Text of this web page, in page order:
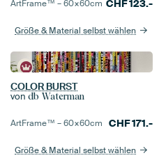
ArtFrame™ –60×60cm CHF123.-
Größe & Material selbst wählen
COLOR BURST
von db Waterman
ArtFrame™ –60×60cm CHF171.-
Größe & Material selbst wählen